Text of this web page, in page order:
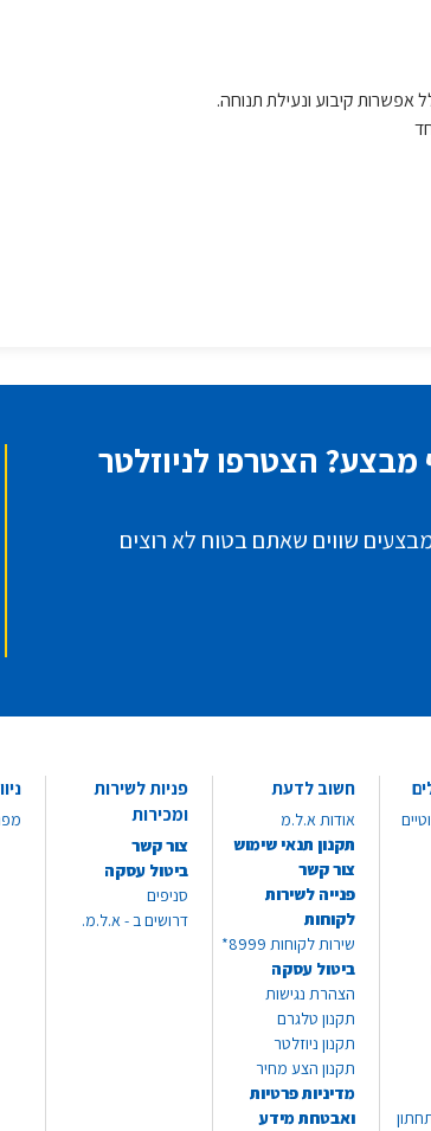
הצטרפו לניוזלטר
שווים שאתם בטוח לא רוצים
חשוב לדעת
אודות א.ל.מ
תקנון תנאי שימוש
צור קשר
פנייה לשירות
לקוחות
שירות לקוחות 8999*
ביטול עסקה
הצהרת נגישות
תקנון טלגרם
תקנון ניוזלטר
תקנון הצע מחיר
מדיניות פרטיות
ואבטחת מידע
פניות לשירות
ומכירות
צור קשר
ביטול עסקה
סניפים
דרושים ב - א.ל.מ.